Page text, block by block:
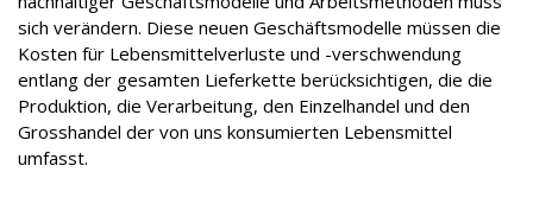
sich verändern. Diese neuen Geschäftsmodelle müssen die
Kosten für Lebensmittelverluste und -verschwendung
entlang der gesamten Lieferkette berücksichtigen, die die
Produktion, die Verarbeitung, den Einzelhandel und den
Grosshandel der von uns konsumierten Lebensmittel
umfasst.